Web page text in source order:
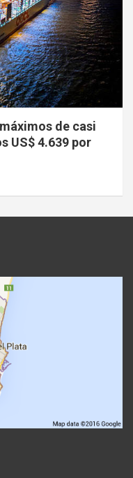
de casi
US$ 4.639 por